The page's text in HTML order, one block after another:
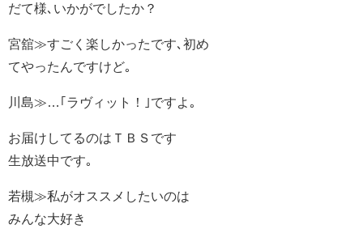
だて様､いかがでしたか？
宮舘≫すごく楽しかったです､初め
てやったんですけど｡
川島≫…｢ラヴィット！｣ですよ｡
お届けしてるのはＴＢＳです
生放送中です｡
若槻≫私がオススメしたいのは
みんな大好き